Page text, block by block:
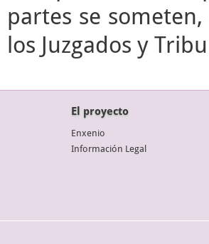
partes se
los Juzgados y
El proyecto
Enxenio
Información Legal